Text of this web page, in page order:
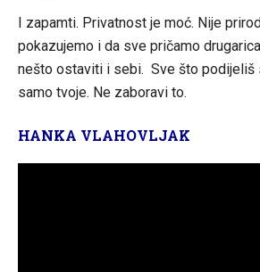
I zapamti. Privatnost je moć. Nije
pokazujemo i da sve pričamo
nešto ostaviti i sebi. Sve što podijeliš
samo tvoje. Ne zaboravi to.
HANKA VLAHOVLJAK